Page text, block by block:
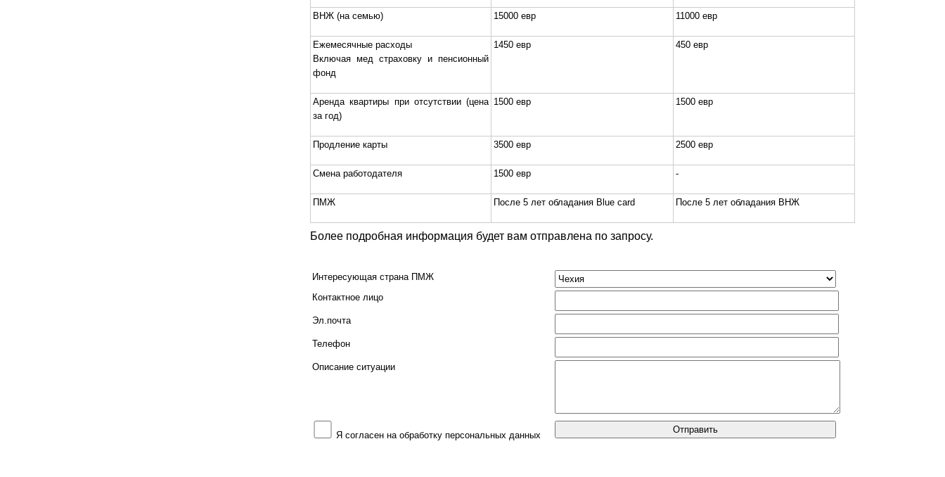
ВНЖ (на семью) 15000 евр 11000 евр
Ежемесячные расходы
Включая мед страховку и пенсионный
фонд
1450 евр 450 евр
Аренда квартиры при отсутствии (цена
за год)
1500 евр 1500 евр
Продление карты 3500 евр 2500 евр
Смена работодателя 1500 евр -
ПМЖ После 5 лет обладания Blue card После 5 лет обладания ВНЖ
Более подробная информация будет вам отправлена по запросу.
Интересующая страна ПМЖ
Контактное лицо
Эл.почта
Телефон
Описание ситуации
Я согласен на обработку персональных данных